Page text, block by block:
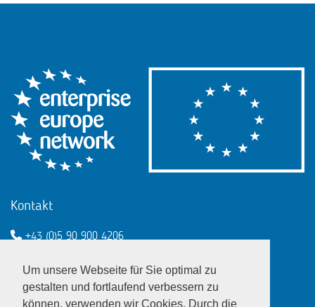
Um unsere Webseite für Sie optimal zu
gestalten und fortlaufend verbessern zu
können, verwenden wir Cookies. Durch die
Kontakt
+43 (0)5 90 900 4206
Enterprise Europe Network - EU